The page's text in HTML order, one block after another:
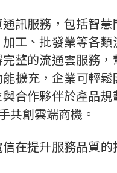
訊服務，包括智
工、批發業等各
整的流通雲服務
擴充，企業可輕鬆
合作夥伴於產品
共創雲端商機。
在提升服務品質